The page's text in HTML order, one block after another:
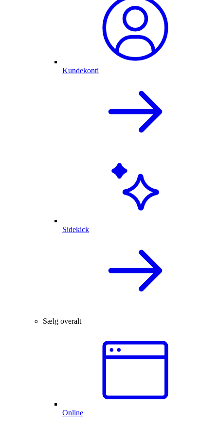
Kundekonti
Sidekick
Sælg overalt
Online